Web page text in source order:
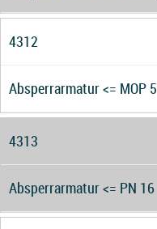
4312
Absperrarmatur <= MOP 5
4313
Absperrarmatur <= PN 16